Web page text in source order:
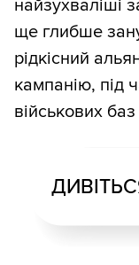
найзухваліші
ще глибше
рідкісний
кампанію, під
військових баз